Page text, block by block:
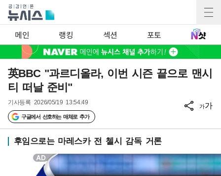
메인 랭킹 섹션 포토
英BBC "과르디올라, 이번 시즌 끝으로 맨시
티 떠날 준비"
기사등록 2026/05/19 13:54:49
구글에서 선호하는 매체로 추가
가가
후임으로는 마레스카 전 첼시 감독 거론